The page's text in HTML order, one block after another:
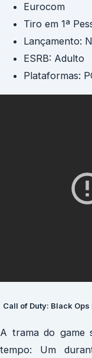
Eurocom
Tiro em 1ª
Lançamento:
ESRB: Adulto
Plataformas:
Call of Duty: Black Ops
A trama do game
tempo: Um